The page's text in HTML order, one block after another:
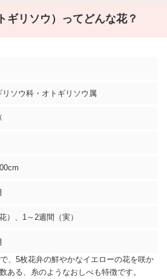
ギリソウ）ってどんな花？
リソウ科・オトギリソウ属
）、1～2週間（実）
、5枚花弁の鮮やかなイエローの花を咲か
ある、糸のようなおしべも特徴です。